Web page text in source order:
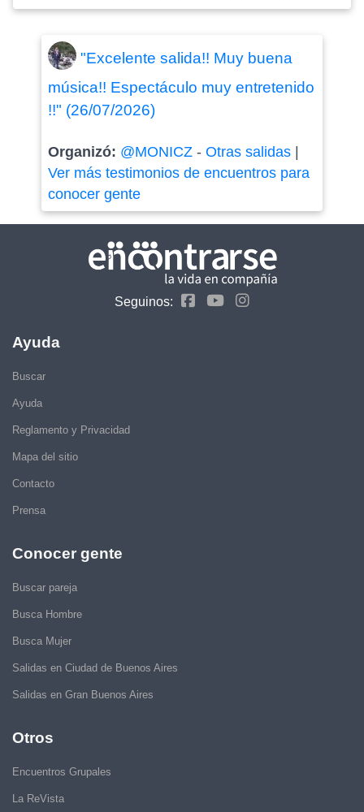
"Excelente salida!! Muy buena
música!! Espectáculo muy entretenido
!!" (26/07/2026)
Organizó: @MONICZ- Otras salidas|
Ver más testimonios de encuentros para
conocer gente
Seguinos:
Ayuda
Buscar
Ayuda
Reglamento y Privacidad
Mapa del sitio
Contacto
Prensa
Conocer gente
Buscar pareja
Busca Hombre
Busca Mujer
Salidas en Ciudad de Buenos Aires
Salidas en Gran Buenos Aires
Otros
Encuentros Grupales
La ReVista